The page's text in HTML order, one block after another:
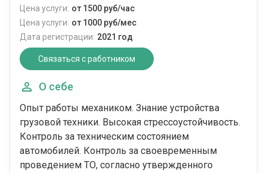
Цена услуги: от 1500 руб/час
Цена услуги: от 1000 руб/мес
Дата регистрации: 2021 год
Связаться с работником
О себе
Опыт работы механиком. Знание устройства
грузовой техники. Высокая стрессоустойчивость.
Контроль за техническим состоянием
автомобилей. Контроль за своевременным
проведением ТО, согласно утвержденного